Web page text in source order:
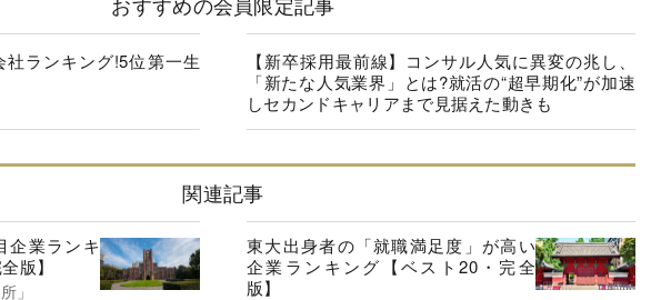
ランキング!5位第一生
【新卒採用最前線】コンサル人気に異変の兆し、
「新たな人気業界」とは?就活の“超早期化”が加速
しセカンドキャリアまで見据えた動きも
関連記事
企業ランキ
版】
」
東大出身者の「就職満足度」が高い
企業ランキング【ベスト20・完全
版】